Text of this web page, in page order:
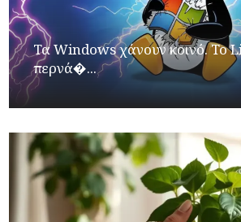
Τα Windows χάνουν κοινό. Το
περνά�...